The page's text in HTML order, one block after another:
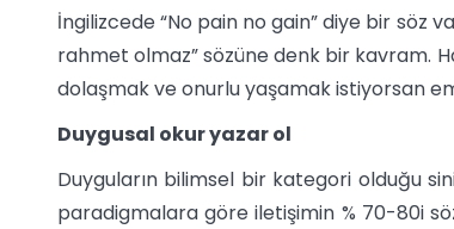
İngilizcede “No pain no gain” diye bir söz
rahmet olmaz” sözüne denk bir kavram.
dolaşmak ve onurlu yaşamak istiyorsan
Duygusal okur yazar ol
Duyguların bilimsel bir kategori olduğu
paradigmalara göre iletişimin % 70-80i